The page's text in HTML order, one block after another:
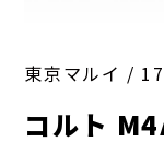
東京マルイ /
コルト